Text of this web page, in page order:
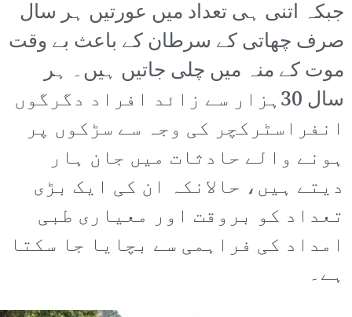
جبکہ اتنی ہی تعداد میں عورتیں ہر سال
صرف چھاتی کے سرطان کے باعث بے وقت
موت کے منہ میں چلی جاتیں ہیں۔ ہر
سال 30ہزار سے زائد افراد دگرگوں
انفراسٹرکچر کی وجہ سے سڑکوں پر
ہونے والے حادثات میں جان ہار
دیتے ہیں، حالانکہ ان کی ایک بڑی
تعداد کو بروقت اور معیاری طبی
امداد کی فراہمی سے بچایا جا سکتا
ہے۔